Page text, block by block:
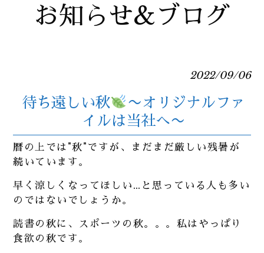
お知らせ&ブログ
2022/09/06
待ち遠しい秋
〜オリジナルファ
イルは当社へ〜
暦の上では"秋"ですが、まだまだ厳しい残暑が
続いています。
早く涼しくなってほしい…と思っている人も多い
のではないでしょうか。
読書の秋に、スポーツの秋。。。私はやっぱり
食欲の秋です。